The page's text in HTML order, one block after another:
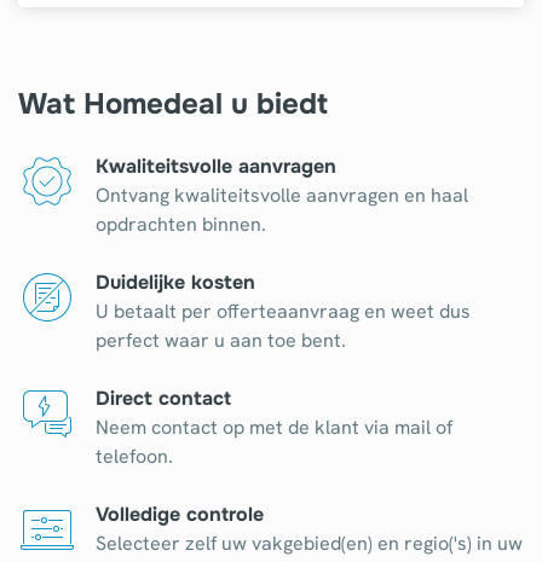
Wat Homedeal u biedt
Kwaliteitsvolle aanvragen
Ontvang kwaliteitsvolle aanvragen en haal
opdrachten binnen.
Duidelijke kosten
U betaalt per offerteaanvraag en weet dus
perfect waar u aan toe bent.
Direct contact
Neem contact op met de klant via mail of
telefoon.
Volledige controle
Selecteer zelf uw vakgebied(en) en regio('s) in uw